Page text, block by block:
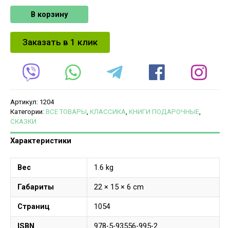
В корзину
Заказать в 1 клик
Артикул: 1204
Категории: ВСЕ ТОВАРЫ КЛАССИКА КНИГИ ПОДАРОЧНЫЕ
СКАЗКИ
Характеристики
Вес 1.6 kg
Габариты 22 × 15 × 6 cm
Страниц 1054
ISBN 978-5-93556-995-2